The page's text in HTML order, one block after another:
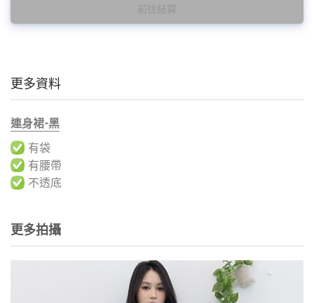
前往結算
更多資料
連身裙-黑
有袋
有腰帶
不透底
更多拍攝